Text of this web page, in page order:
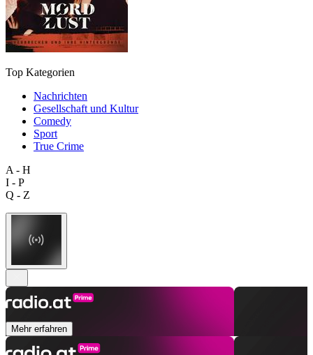
Top Kategorien
Nachrichten
Gesellschaft und Kultur
Comedy
Sport
True Crime
A - H
I - P
Q - Z
Mehr erfahren